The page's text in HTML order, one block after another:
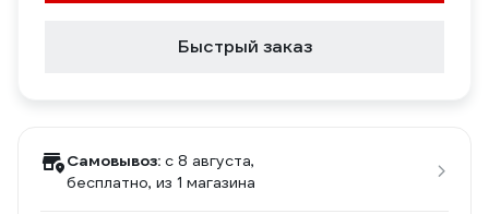
Быстрый заказ
Самовывоз: c 8 августа,
бесплатно, из 1 магазина